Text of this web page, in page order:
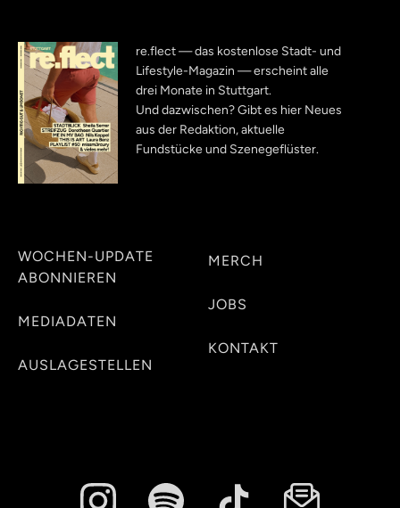
re.flect — das kostenlose Stadt- und
Lifestyle-Magazin — erscheint alle
drei Monate in Stuttgart.
Und dazwischen? Gibt es hier Neues
aus der Redaktion, aktuelle
Fundstücke und Szenegeflüster.
WOCHEN-UPDATE
ABONNIEREN
MEDIADATEN
AUSLAGESTELLEN
MERCH
JOBS
KONTAKT